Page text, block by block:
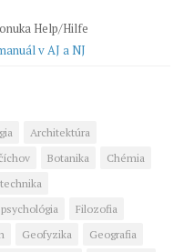
Help/Hilfe
v AJ a NJ
Architektúra
Botanika
Chémia
Filozofia
Geofyzika
Geografia